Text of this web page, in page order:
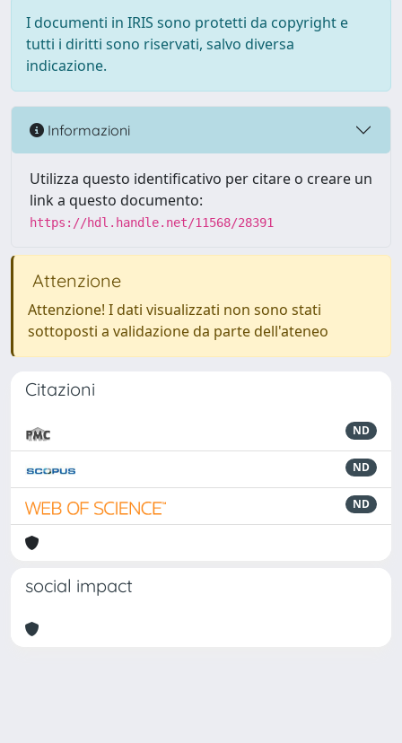
I documenti in IRIS sono protetti da copyright e
tutti i diritti sono riservati, salvo diversa
indicazione.
Informazioni
Utilizza questo identificativo per citare o creare un
link a questo documento:
https://hdl.handle.net/11568/28391
Attenzione
Attenzione! I dati visualizzati non sono stati
sottoposti a validazione da parte dell'ateneo
Citazioni
ND
ND
ND
social impact